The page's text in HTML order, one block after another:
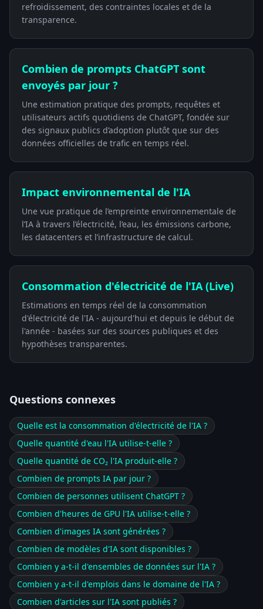
refroidissement, des contraintes locales et de la
transparence.
Combien de prompts ChatGPT sont
envoyés par jour ?
Une estimation pratique des prompts, requêtes et
utilisateurs actifs quotidiens de ChatGPT, fondée sur
des signaux publics d’adoption plutôt que sur des
données officielles de trafic en temps réel.
Impact environnemental de l'IA
Une vue pratique de l’empreinte environnementale de
l’IA à travers l’électricité, l’eau, les émissions carbone,
les datacenters et l’infrastructure de calcul.
Consommation d'électricité de l'IA (Live)
Estimations en temps réel de la consommation
d'électricité de l'IA - aujourd'hui et depuis le début de
l'année - basées sur des sources publiques et des
hypothèses transparentes.
Questions connexes
Quelle est la consommation d'électricité de l'IA ?
Quelle quantité d'eau l'IA utilise-t-elle ?
Quelle quantité de CO₂ l'IA produit-elle ?
Combien de prompts IA par jour ?
Combien de personnes utilisent ChatGPT ?
Combien d'heures de GPU l'IA utilise-t-elle ?
Combien d'images IA sont générées ?
Combien de modèles d'IA sont disponibles ?
Combien y a-t-il d'ensembles de données sur l'IA ?
Combien y a-t-il d'emplois dans le domaine de l'IA ?
Combien d'articles sur l'IA sont publiés ?